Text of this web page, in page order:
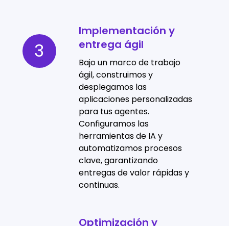
3
Implementación y
entrega ágil
Bajo un marco de trabajo
ágil, construimos y
desplegamos las
aplicaciones personalizadas
para tus agentes.
Configuramos las
herramientas de IA y
automatizamos procesos
clave, garantizando
entregas de valor rápidas y
continuas.
Implementación
entrega
Optimización y
Optimización